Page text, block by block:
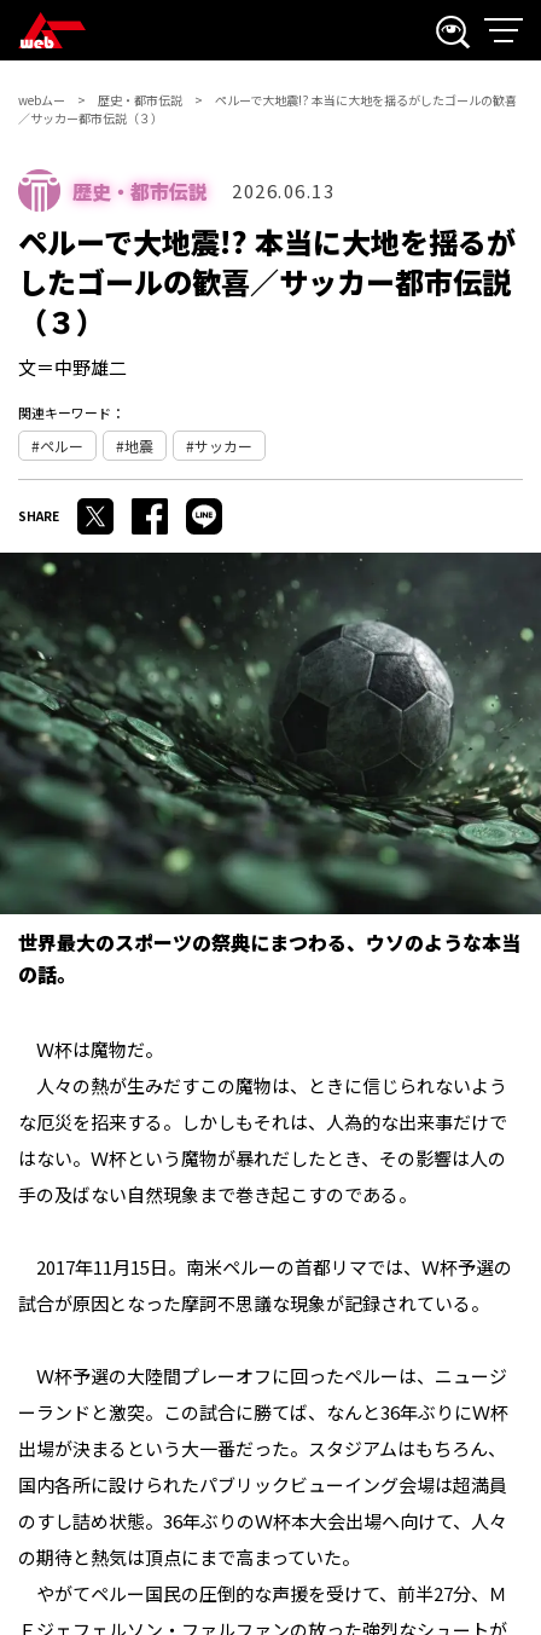
webムー 歴史・都市伝説
ペルーで大地震!? 本当に大地を揺るがしたゴールの歓喜
／サッカー都市伝説（３）
歴史・都市伝説 2026.06.13
ペルーで大地震!? 本当に大地を揺るが
したゴールの歓喜／サッカー都市伝説
（３）
文＝中野雄二
関連キーワード：
ペルー 地震 サッカー
世界最大のスポーツの祭典にまつわる、ウソのような本当
の話。
Ｗ杯は魔物だ。
人々の熱が生みだすこの魔物は、ときに信じられないよう
な厄災を招来する。しかしもそれは、人為的な出来事だけで
はない。Ｗ杯という魔物が暴れだしたとき、その影響は人の
手の及ばない自然現象まで巻き起こすのである。
2017年11月15日。南米ペルーの首都リマでは、Ｗ杯予選の
試合が原因となった摩訶不思議な現象が記録されている。
Ｗ杯予選の大陸間プレーオフに回ったペルーは、ニュージ
ーランドと激突。この試合に勝てば、なんと36年ぶりにＷ杯
出場が決まるという大一番だった。スタジアムはもちろん、
国内各所に設けられたパブリックビューイング会場は超満員
のすし詰め状態。36年ぶりのＷ杯本大会出場へ向けて、人々
の期待と熱気は頂点にまで高まっていた。
やがてペルー国民の圧倒的な声援を受けて、前半27分、Ｍ
Ｆジェフェルソン・ファルファンの放った強烈なシュートが